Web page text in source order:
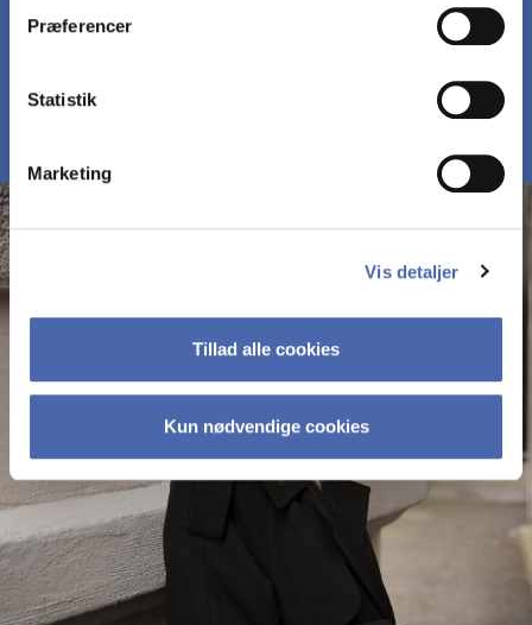
Præferencer
Statistik
Marketing
Vis detaljer
Tillad alle cookies
Kun nødvendige cookies
MØD DELTAGERNE PÅ MBD